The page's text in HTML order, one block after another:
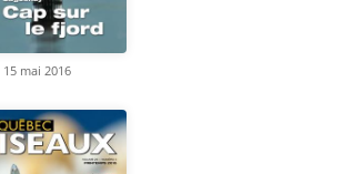
15 mai 2016